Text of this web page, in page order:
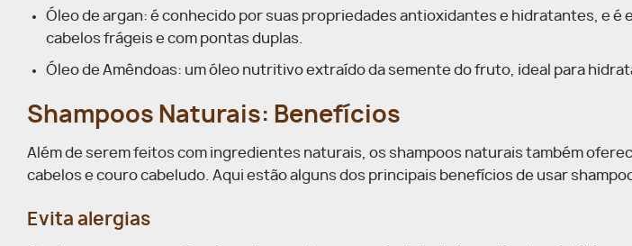
Óleo de argan: é conhecido por suas propriedades antioxidantes e hidratantes, e é
cabelos frágeis e com pontas duplas.
Óleo de Amêndoas: um óleo nutritivo extraído da semente do fruto, ideal para
Shampoos Naturais: Benefícios
Além de serem feitos com ingredientes naturais, os shampoos naturais também
cabelos e couro cabeludo. Aqui estão alguns dos principais benefícios de usar
Evita alergias